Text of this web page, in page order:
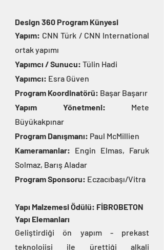
Design 360 Program Künyesi
Yapım: CNN Türk / CNN International
ortak yapımı
Yapımcı / Sunucu: Tülin Hadi
Yapımcı: Esra Güven
Program Koordinatörü: Başar Başarır
Yapım Yönetmeni: Mete
Büyükakpınar
Program Danışmanı: Paul McMillien
Kameramanlar: Engin Elmas, Faruk
Solmaz, Barış Aladar
Program Sponsoru: Eczacıbaşı/Vitra
Yapı Malzemesi Ödülü: FİBROBETON
Yapı Elemanları
Geliştirdiği ön yapım - prekast
teknolojisi ile ürettiği alkali